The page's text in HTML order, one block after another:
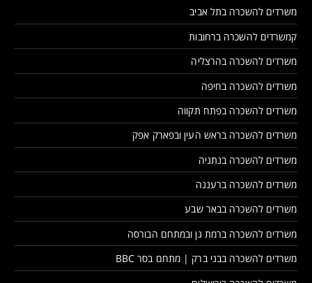
משרדים להשכרה בתל אביב
קמשרדים להשכרה ברחובות
משרדים להשכרה בהרצליה
משרדים להשכרה בחיפה
משרדים להשכרה בפתח תקווה
משרדים להשכרה בראש העין ובפארק אפק
משרדים להשכרה בנתניה
משרדים להשכרה ברעננה
משרדים להשכרה בבאר שבע
משרדים להשכרה ברמת גן ובמתחם הבורסה
משרדים להשכרה בבני ברק | מתחם בסר BBC